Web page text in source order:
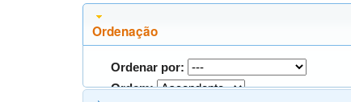
Ordenação
Ordenar por:
Ordem: